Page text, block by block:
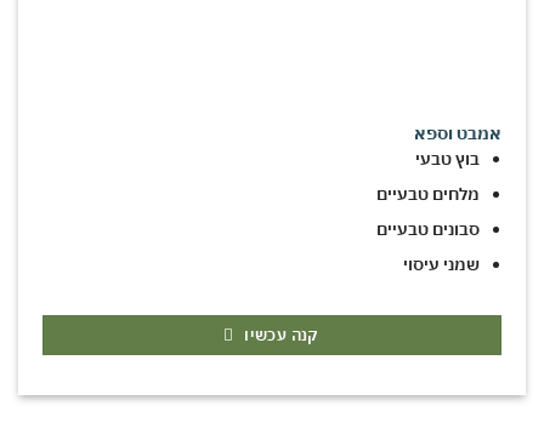
אמבט וספא
בוץ טבעי
מלחים טבעיים
סבונים טבעיים
שמני עיסוי
קנה עכשיו